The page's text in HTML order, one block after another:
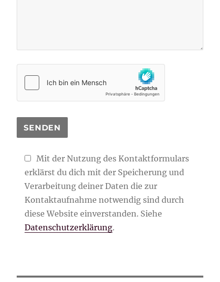
Mit der Nutzung des Kontaktformulars
erklärst du dich mit der Speicherung und
Verarbeitung deiner Daten die zur
Kontaktaufnahme notwendig sind durch
diese Website einverstanden. Siehe
Datenschutzerklärung.